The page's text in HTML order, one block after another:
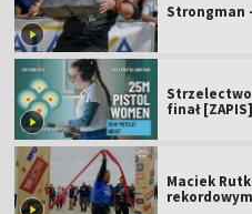
Strongman
finał [ZAPIS]
Maciek